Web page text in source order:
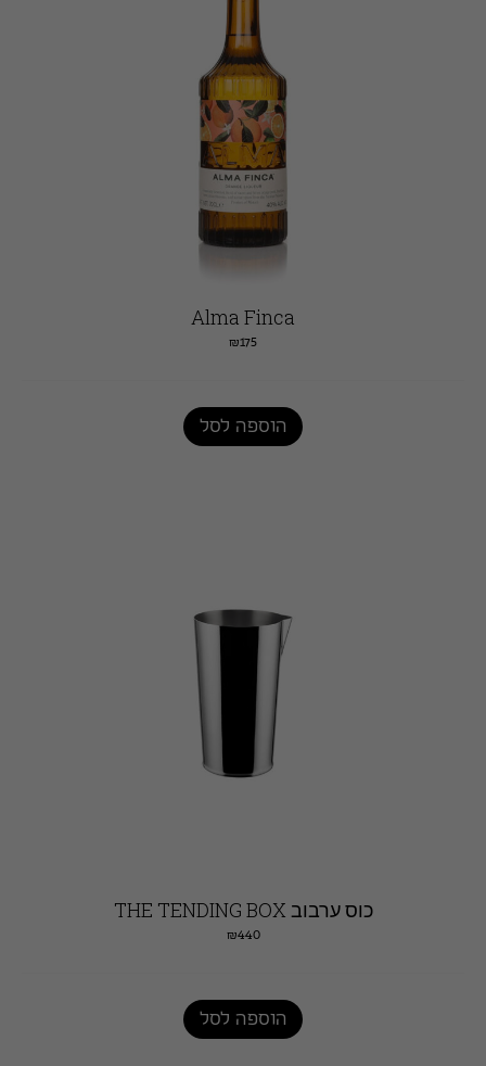
Alma Finca
₪175
הוספה לסל
כוס ערבוב THE TENDING BOX
₪440
הוספה לסל